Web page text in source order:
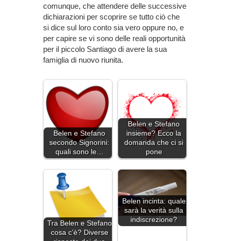
comunque, che attendere delle successive
dichiarazioni per scoprire se tutto ciò che
si dice sul loro conto sia vero oppure no, e
per capire se vi sono delle reali opportunità
per il piccolo Santiago di avere la sua
famiglia di nuovo riunita.
Belen e Stefano
secondo Signorini:
quali sono le…
Belen e Stefano
insieme? Ecco la
domanda che ci si
pone
Tra Belen e Stefano
cosa c’è? Diverse
Belen incinta: quale
sarà la verità sulla
indiscrezione?